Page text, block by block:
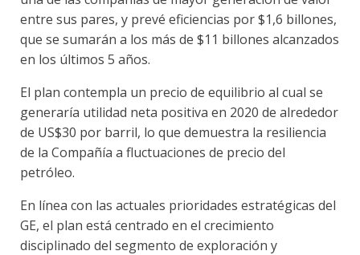
entre sus pares, y prevé eficiencias por $1,6 billones,
que se sumarán a los más de $11 billones alcanzados
en los últimos 5 años.
El plan contempla un precio de equilibrio al cual se
generaría utilidad neta positiva en 2020 de alrededor
de US$30 por barril, lo que demuestra la resiliencia
de la Compañía a fluctuaciones de precio del
petróleo.
En línea con las actuales prioridades estratégicas del
GE, el plan está centrado en el crecimiento
disciplinado del segmento de exploración y